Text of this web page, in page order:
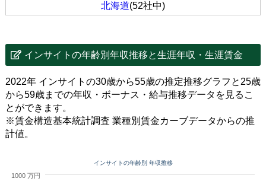
北海道(52社中)
インサイトの年齢別年収推移と生涯年収・生涯賃金
2022年 インサイトの30歳から55歳の推定推移グラフと25歳
から59歳までの年収・ボーナス・給与推移データを見るこ
とができます。
※賃金構造基本統計調査 業種別賃金カーブデータからの推
計値。
インサイトの年齢別 年収推移
1000 万円